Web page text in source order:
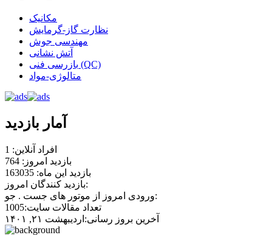
مکانیک
نظارت گاز-گرمایش
مهندسی جوش
آتش نشانی
بازرسی فنی (QC)
متالوژی-مواد
آمار بازدید
افراد آنلاین: 1
بازدید امروز: 764
بازدید این ماه: 163035
بازدید کنندگان امروز:
ورودی امروز از موتور های جست . جو:
تعداد مقالات سایت:1005
آخرین بروز رسانی:اردیبهشت ۲۱, ۱۴۰۱